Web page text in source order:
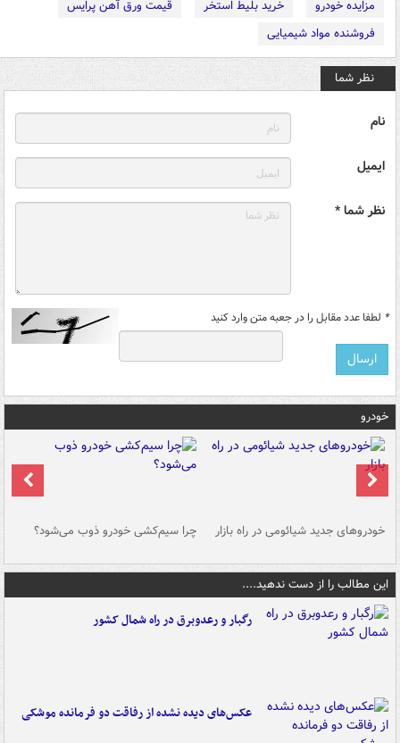
مزایده خودرو
خرید بلیط استخر
قیمت ورق آهن پرایس
فروشنده مواد شیمیایی
نظر شما
نام
ایمیل
نظر شما *
* لطفا عدد مقابل را در جعبه متن وارد کنید
خودرو
خودروهای جدید شیائومی در راه بازار چرا سیم‌کشی خودرو ذوب می‌شود؟
این مطالب را از دست ندهید....
رگبار و رعدوبرق در راه شمال کشور
عکس‌های دیده نشده از رفاقت دو فرمانده‌ موشکی